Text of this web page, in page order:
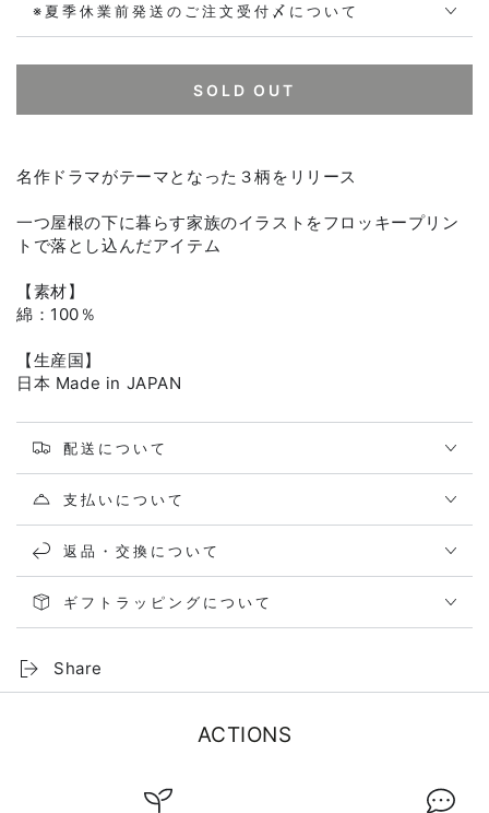
※夏季休業前発送のご注文受付〆について
SOLD OUT
名作ドラマがテーマとなった３柄をリリース
一つ屋根の下に暮らす家族のイラストをフロッキープリン
トで落とし込んだアイテム
【素材】
綿：100％
【生産国】
日本 Made in JAPAN
配送について
支払いについて
返品・交換について
ギフトラッピングについて
Share
ACTIONS